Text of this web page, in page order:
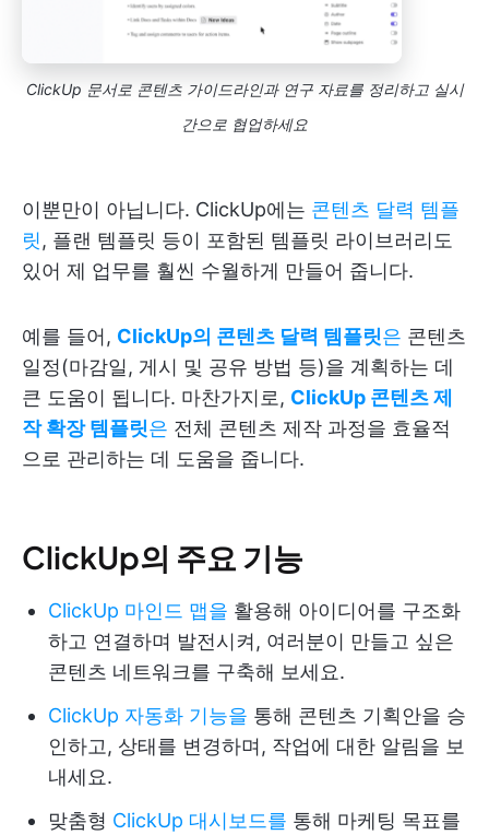
ClickUp 문서로 콘텐츠 가이드라인과 연구 자료를 정리하고 실시
간으로 협업하세요
이뿐만이 아닙니다. ClickUp에는 콘텐츠 달력 템플
릿, 플랜 템플릿 등이 포함된 템플릿 라이브러리도
있어 제 업무를 훨씬 수월하게 만들어 줍니다.
예를 들어, ClickUp의 콘텐츠 달력 템플릿은 콘텐츠
일정(마감일, 게시 및 공유 방법 등)을 계획하는 데
큰 도움이 됩니다. 마찬가지로, ClickUp 콘텐츠 제
작 확장 템플릿은 전체 콘텐츠 제작 과정을 효율적
으로 관리하는 데 도움을 줍니다.
ClickUp의 주요 기능
ClickUp 마인드 맵을 활용해 아이디어를 구조화
하고 연결하며 발전시켜, 여러분이 만들고 싶은
콘텐츠 네트워크를 구축해 보세요.
ClickUp 자동화 기능을 통해 콘텐츠 기획안을 승
인하고, 상태를 변경하며, 작업에 대한 알림을 보
내세요.
맞춤형 ClickUp 대시보드를 통해 마케팅 목표를